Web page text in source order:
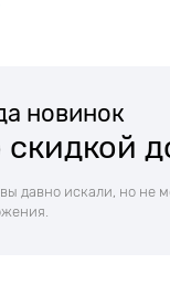
новинок
давно искали, но не